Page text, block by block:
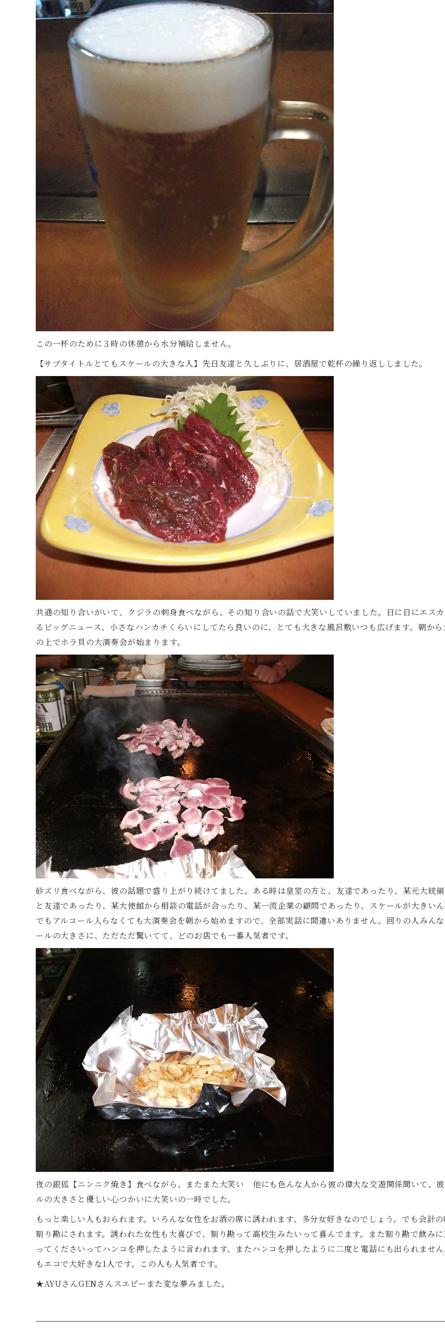
この一杯のために３時の休憩から水分補給しません。
【サブタイトルとてもスケールの大きな人】先日友達と久しぶりに、居酒屋で乾杯の繰り返ししました。
共通の知り合いがいて、クジラの刺身食べながら、その知り合いの話で大笑いしていました。日に日にエス
るビッグニュース、小さなハンカチくらいにしてたら良いのに、とても大きな風呂敷いつも広げます。朝か
の上でホラ貝の大演奏会が始まります。
砂ズリ食べながら、彼の話題で盛り上がり続けてました。ある時は皇室の方と、友達であったり、某元大統
と友達であったり、某大使館から相談の電話が合ったり、某一流企業の顧問であったり、スケールが大きい
でもアルコール入らなくても大演奏会を朝から始めますので、全部実話に間違いありません。回りの人みん
ールの大きさに、ただただ驚いてて、どのお店でも一番人気者です。
夜の銀狐【ニンニク焼き】食べながら、またまた大笑い 他にも色んな人から彼の偉大な交遊関係聞いて、
ルの大きさと優しい心つかいに大笑いの一時でした。
もっと楽しい人もおられます。いろんな女性をお酒の席に誘われます、多分女好きなのでしょう。でも会計
割り勘にされます。誘われた女性も大喜びで、割り勘って高校生みたいって喜んでます。また割り勘で飲み
ってくださいってハンコを押したように言われます、またハンコを押したように二度と電話にも出られませ
もエコで大好きな1人です。この人も人気者です。
★AYUさんGENさんスエピーまた変な夢みました。